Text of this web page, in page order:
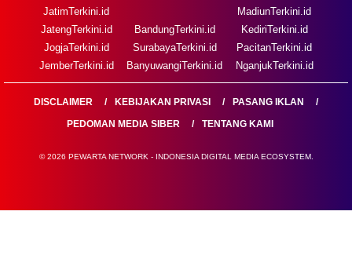
JatimTerkini.id
JatengTerkini.id
JogjaTerkini.id
JemberTerkini.id
BandungTerkini.id
SurabayaTerkini.id
BanyuwangiTerkini.id
MadiunTerkini.id
KediriTerkini.id
PacitanTerkini.id
NganjukTerkini.id
DISCLAIMER KEBIJAKAN PRIVASI
PASANG IKLAN
PEDOMAN MEDIA SIBER
TENTANG KAMI
© 2026 PEWARTA NETWORK - INDONESIA DIGITAL MEDIA ECOSYSTEM.